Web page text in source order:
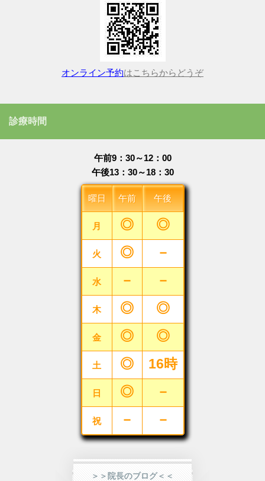
オンライン予約はこちらからどうぞ
診療時間
午前9：30～12：00
午後13：30～18：30
曜日 午前 午後
月 ◎ ◎
火 ◎ －
水 － －
木 ◎ ◎
金 ◎ ◎
土 ◎ 16時
日 ◎ －
祝 － －
＞＞院長のブログ＜＜